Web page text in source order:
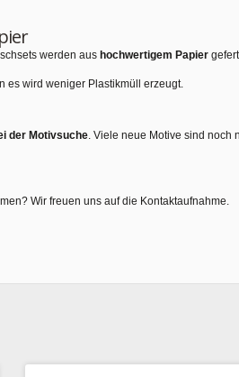
werden aus hochwertigem Papier
es wird weniger Plastikmüll erzeugt.
der Motivsuche. Viele neue Motive sind noch
Wir freuen uns auf die Kontaktaufnahme.